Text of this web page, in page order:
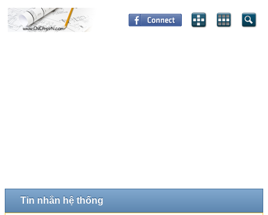
Tin nhắn hệ thống